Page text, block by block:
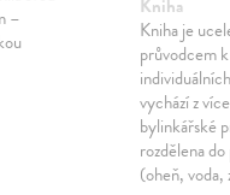
–
Kniha
Kniha je
průvodcem
vychází z
bylinkářské
rozdělena
(oheň,